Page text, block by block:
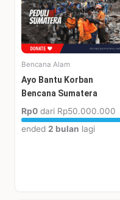
Bencana Alam
Ayo Bantu Korban
Bencana Sumatera
Rp0 dari Rp50.000.000
ended 2 bulan lagi